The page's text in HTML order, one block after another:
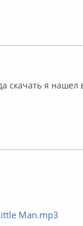
скачать я нашел
Man.mp3